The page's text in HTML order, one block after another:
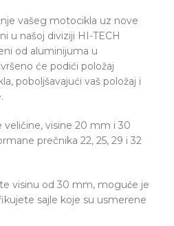
vašeg motocikla uz nove
u našoj diviziji HI-TECH
od aluminijuma u
će podići položaj
poboljšavajući vaš položaj i
visine 20 mm i 30
prečnika 22, 25, 29 i 32
visinu od 30 mm, moguće je
sajle koje su usmerene